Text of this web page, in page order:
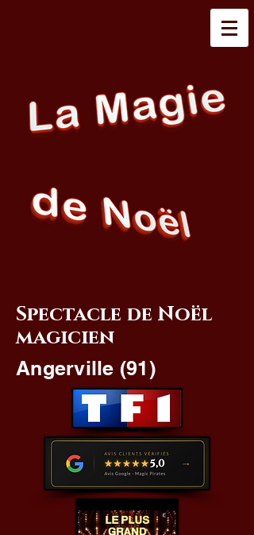
Spectacle de Noël
magicien
Angerville (91)